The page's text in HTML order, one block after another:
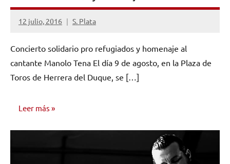
12 julio, 2016 S. Plata
No
comentarios
Concierto solidario pro refugiados y homenaje al
cantante Manolo Tena El día 9 de agosto, en la Plaza de
Toros de Herrera del Duque, se […]
Leer más